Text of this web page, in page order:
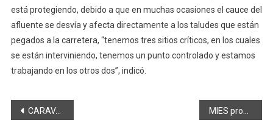
está protegiendo, debido a que en muchas ocasiones el cauce del
afluente se desvía y afecta directamente a los taludes que están
pegados a la carretera, “tenemos tres sitios críticos, en los cuales
se están interviniendo, tenemos un punto controlado y estamos
trabajando en los otros dos”, indicó.
Navegación
CARAVANAS ODONTOLÓGICAS EN PARROQUIAS DE CHIMBORAZO